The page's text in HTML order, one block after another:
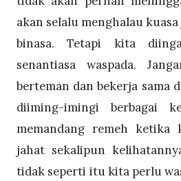
akan selalu menghalau
binasa. Tetapi kita
senantiasa waspada.
berteman dan bekerja sama
diiming-imingi berbagai
memandang remeh ketika
jahat sekalipun
tidak seperti itu kita perlu